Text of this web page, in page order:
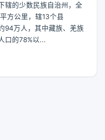
辖的少数民族自治州，全
方公里，辖13个县
94万人，其中藏族、羌族
口的78%以...